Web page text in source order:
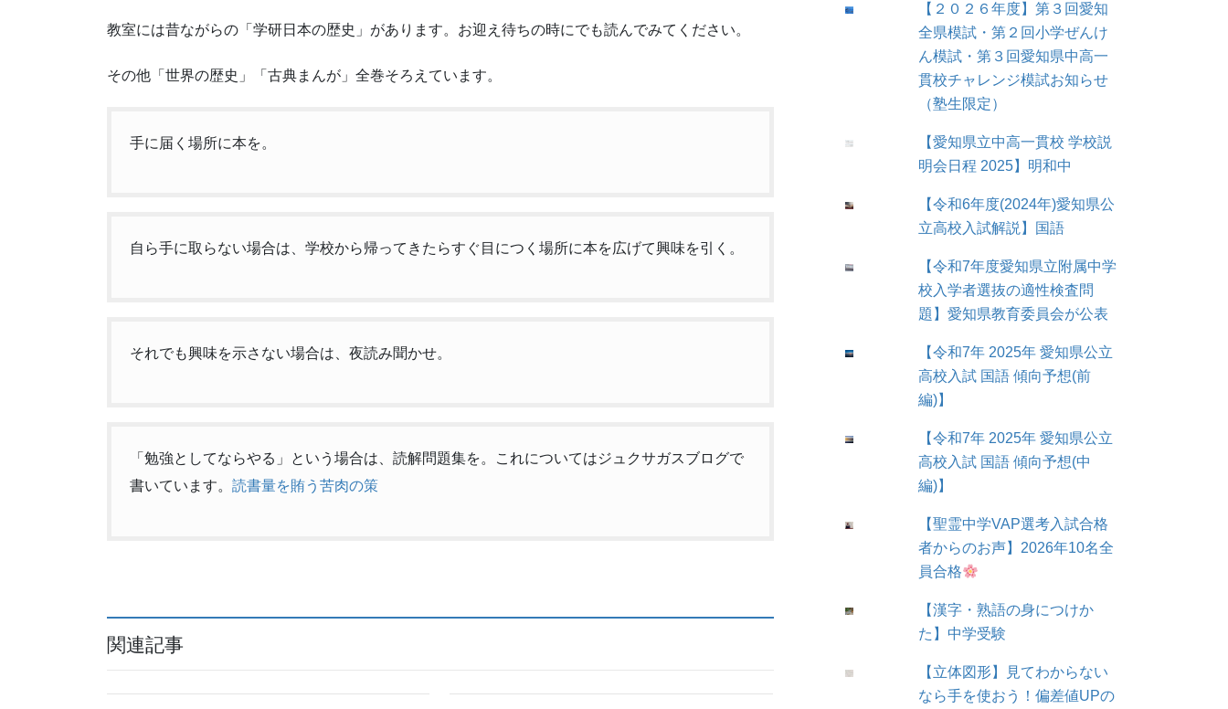
教室には昔ながらの「学研日本の歴史」があります。お迎え待ちの時にでも読んでみてください。
その他「世界の歴史」「古典まんが」全巻そろえています。
手に届く場所に本を。
自ら手に取らない場合は、学校から帰ってきたらすぐ目につく場所に本を広げて興味を引く。
それでも興味を示さない場合は、夜読み聞かせ。
「勉強としてならやる」という場合は、読解問題集を。これについてはジュクサガスブログで
書いています。 読書量を賄う苦肉の策
関連記事
【２０２６年度】第３回愛知
全県模試・第２回小学ぜんけ
ん模試・第３回愛知県中高一
貫校チャレンジ模試お知らせ
（塾生限定）
【愛知県立中高一貫校 学校説
明会日程 2025】明和中
【令和6年度(2024年)愛知県公
立高校入試解説】国語
【令和7年度愛知県立附属中学
校入学者選抜の適性検査問
題】愛知県教育委員会が公表
【令和7年 2025年 愛知県公立
高校入試 国語 傾向予想(前
編)】
【令和7年 2025年 愛知県公立
高校入試 国語 傾向予想(中
編)】
【聖霊中学VAP選考入試合格
者からのお声】2026年10名全
員合格
【漢字・熟語の身につけか
た】中学受験
【立体図形】見てわからない
なら手を使おう！偏差値UPの